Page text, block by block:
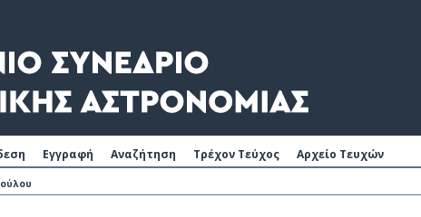
Εγγραφή Αναζήτηση Τρέχον Τεύχος Αρχείο Τευχών